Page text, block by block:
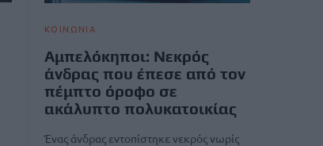
ΚΟΙΝΩΝΙΑ
Αμπελόκηποι: Νεκρός
άνδρας που έπεσε από τον
πέμπτο όροφο σε
ακάλυπτο πολυκατοικίας
Ένας άνδρας εντοπίστηκε νεκρός νωρίς